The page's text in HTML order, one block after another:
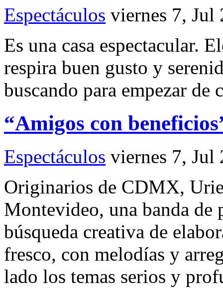
Espectáculos viernes 7, Jul
Es una casa espectacular.
respira buen gusto y
buscando para empezar de
“Amigos con
Espectáculos viernes 7, Jul
Originarios de CDMX,
Montevideo, una banda de
búsqueda creativa de
fresco, con melodías y
lado los temas serios y